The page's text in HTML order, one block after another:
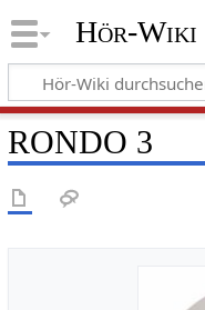
Hör-Wiki
RONDO 3